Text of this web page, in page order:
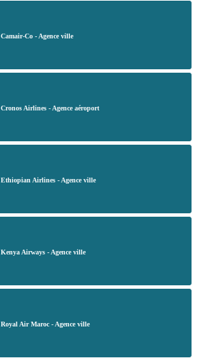
Camair-Co - Agence ville
Cronos Airlines - Agence aéroport
Ethiopian Airlines - Agence ville
Kenya Airways - Agence ville
Royal Air Maroc - Agence ville